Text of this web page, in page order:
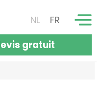
NL FR
gratuit